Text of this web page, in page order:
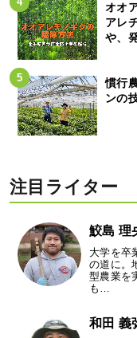
オオ
アレ
や、
慣行
ンの
注目ライター
鮫島 理
大学を卒
の道に。
型農業を
も…
和田 義